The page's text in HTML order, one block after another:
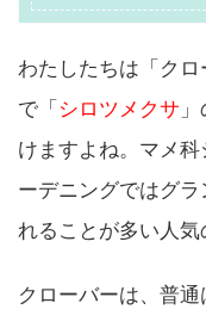
わたしたちは「ク
で「 シロツメクサ
けますよね。マメ
ーデニングではグ
れることが多い人気
クローバーは、普